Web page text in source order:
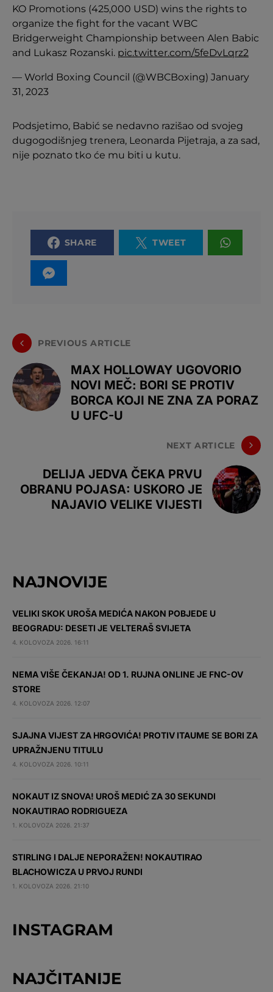
KO Promotions (425,000 USD) wins the rights to
organize the fight for the vacant WBC
Bridgerweight Championship between Alen Babic
and Lukasz Rozanski. pic.twitter.com/5feDvLqrz2
— World Boxing Council (@WBCBoxing) January
31, 2023
Podsjetimo, Babić se nedavno razišao od svojeg
dugogodišnjeg trenera, Leonarda Pijetraja, a za sad,
nije poznato tko će mu biti u kutu.
SHARE TWEET
PREVIOUS ARTICLE
MAX HOLLOWAY UGOVORIO
NOVI MEČ: BORI SE PROTIV
BORCA KOJI NE ZNA ZA PORAZ
U UFC-U
NEXT ARTICLE
DELIJA JEDVA ČEKA PRVU
OBRANU POJASA: USKORO JE
NAJAVIO VELIKE VIJESTI
NAJNOVIJE
VELIKI SKOK UROŠA MEDIĆA NAKON POBJEDE U
BEOGRADU: DESETI JE VELTERAŠ SVIJETA
4. KOLOVOZA 2026. 16:11
NEMA VIŠE ČEKANJA! OD 1. RUJNA ONLINE JE FNC-OV
STORE
4. KOLOVOZA 2026. 12:07
SJAJNA VIJEST ZA HRGOVIĆA! PROTIV ITAUME SE BORI ZA
UPRAŽNJENU TITULU
4. KOLOVOZA 2026. 10:11
NOKAUT IZ SNOVA! UROŠ MEDIĆ ZA 30 SEKUNDI
NOKAUTIRAO RODRIGUEZA
1. KOLOVOZA 2026. 21:37
STIRLING I DALJE NEPORAŽEN! NOKAUTIRAO
BLACHOWICZA U PRVOJ RUNDI
1. KOLOVOZA 2026. 21:10
INSTAGRAM
NAJČITANIJE